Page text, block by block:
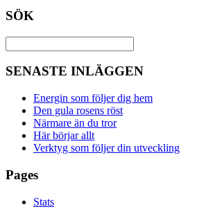
SÖK
SENASTE INLÄGGEN
Energin som följer dig hem
Den gula rosens röst
Närmare än du tror
Här börjar allt
Verktyg som följer din utveckling
Pages
Stats